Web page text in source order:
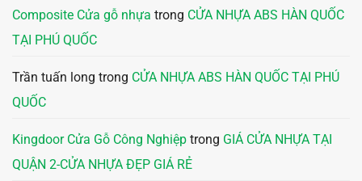
Composite Cửa gỗ nhựa trong CỬA NHỰA ABS HÀN QUỐC
TẠI PHÚ QUỐC
Trần tuấn long trong CỬA NHỰA ABS HÀN QUỐC TẠI PHÚ
QUỐC
Kingdoor Cửa Gỗ Công Nghiệp trong GIÁ CỬA NHỰA TẠI
QUẬN 2-CỬA NHỰA ĐẸP GIÁ RẺ